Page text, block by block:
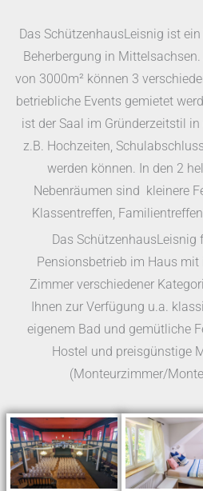
Das SchützenhausLeisnig ist
Beherbergung in
von 3000m² können 3
betriebliche Events gemietet
ist der Saal im Gründerzeitstil
z.B. Hochzeiten,
werden können. In den 2
Nebenräumen sind kleinere
Klassentreffen,
Das SchützenhausLeisnig
Pensionsbetrieb im Haus
Zimmer verschiedener
Ihnen zur Verfügung u.a.
eigenem Bad und gemütliche
Hostel und preisgünstige
(Monteurzimmer/